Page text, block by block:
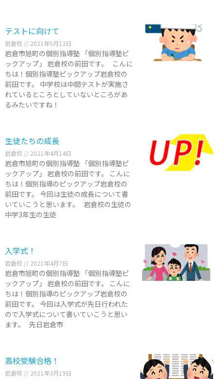
テストに向けて
岩倉校 2021年5月13日
岩倉市旭町の個別指導塾 「個別指導塾ピ
ックアップ」 岩倉校の前田です。 こんに
ちは！個別指導塾ピックアップ岩倉校の
前田です。 中学校は中間テストが実施さ
れているところとしていないところがあ
るみたいですね！
生徒たちの成長
岩倉校 2021年4月14日
岩倉市旭町の個別指導塾 「個別指導塾ピ
ックアップ」 岩倉校の前田です。 こんに
ちは！個別指導のピックアップ岩倉校の
前田です。 今回は生徒の成長について書
いていこうと思います。 岩倉校の生徒の
中学3年生の生徒
入学式！
岩倉校 2021年4月7日
岩倉市旭町の個別指導塾 「個別指導塾ピ
ックアップ」 岩倉校の前田です。 こんに
ちは！個別指導のピックアップ岩倉校の
前田です。 今回は入学式が先日行われた
ので入学式について書いていこうと思い
ます。 先日岩倉市
高校受験合格！
岩倉校 2021年3月19日